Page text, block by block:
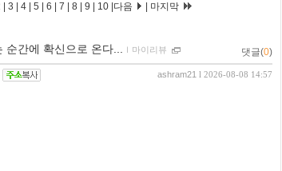
3 4 5 6 7 8 9 10 다음 마지막
순간에 확신으로 온다... ｌ 마이리뷰 댓글(0)
ashram21 l 2026-08-08 14:57